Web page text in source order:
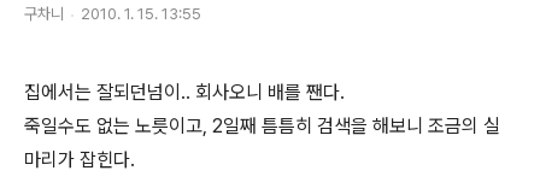
구차니 2010. 1. 15. 13:55
집에서는 잘되던넘이.. 회사오니 배를 짼다.
죽일수도 없는 노릇이고, 2일째 틈틈히 검색을 해보니 조금의 실
마리가 잡힌다.